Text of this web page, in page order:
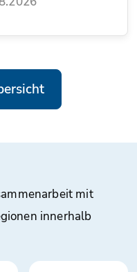
mit
innerhalb